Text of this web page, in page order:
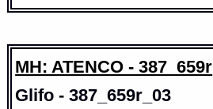
MH: ATENCO - 387_659r
Glifo - 387_659r_03